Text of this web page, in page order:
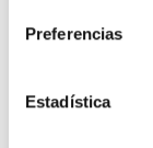
Preferencias
EstadísticaLasur